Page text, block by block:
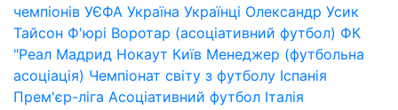
чемпіонів УЄФА Україна Українці Олександр Усик
Тайсон Ф'юрі Воротар (асоціативний футбол) ФК
"Реал Мадрид Нокаут Київ Менеджер (футбольна
асоціація) Чемпіонат світу з футболу Іспанія
Прем'єр-ліга Асоціативний футбол Італія